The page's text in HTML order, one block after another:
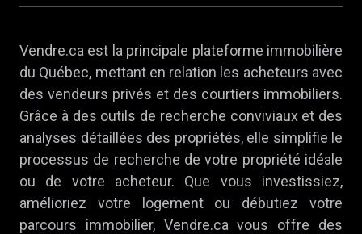
Vendre.ca est la principale plateforme immobilière
du Québec, mettant en relation les acheteurs avec
des vendeurs privés et des courtiers immobiliers.
Grâce à des outils de recherche conviviaux et des
analyses détaillées des propriétés, elle simplifie le
processus de recherche de votre propriété idéale
ou de votre acheteur. Que vous investissiez,
amélioriez votre logement ou débutiez votre
parcours immobilier, Vendre.ca vous offre des